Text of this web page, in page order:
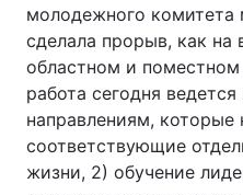
молодежного комитета
сделала прорыв, как на
областном и
работа сегодня
направлениям,
соответствующие
жизни, 2) обучение